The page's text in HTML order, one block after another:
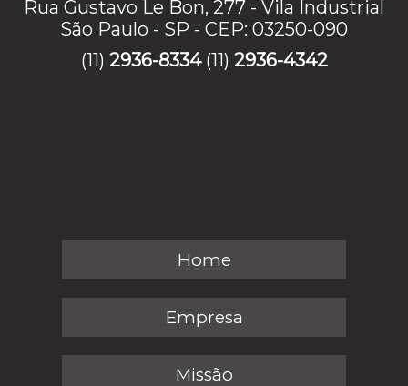
Rua Gustavo Le Bon, 277 - Vila Industrial
São Paulo - SP - CEP: 03250-090
(11) 2936-8334 (11) 2936-4342
Home
Empresa
Missão